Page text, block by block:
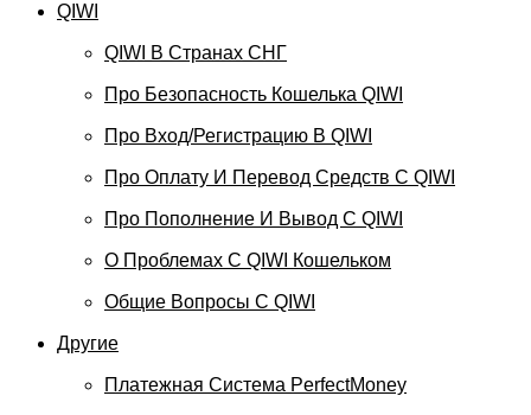
QIWI
QIWI В Странах СНГ
Про Безопасность Кошелька QIWI
Про Вход/регистрацию В QIWI
Про Оплату И Перевод Средств C QIWI
Про Пополнение И Вывод С QIWI
О Проблемах С QIWI Кошельком
Общие Вопросы С QIWI
Другие
Платежная Система PerfectMoney